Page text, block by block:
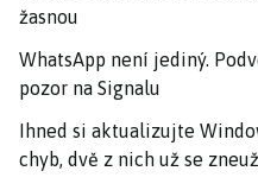
žasnou
WhatsApp není jediný.
pozor na Signalu
Ihned si aktualizujte
chyb, dvě z nich už se